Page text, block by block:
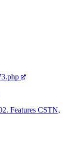
Features CSTN,